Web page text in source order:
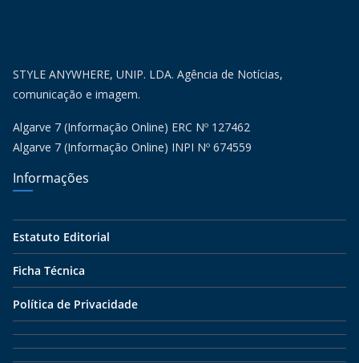
STYLE ANYWHERE, UNIP. LDA. Agência de Notícias,
comunicação e imagem.
Algarve 7 (Informação Online) ERC Nº 127462
Algarve 7 (Informação Online) INPI Nº 674559
Informações
Estatuto Editorial
Ficha Técnica
Política de Privacidade